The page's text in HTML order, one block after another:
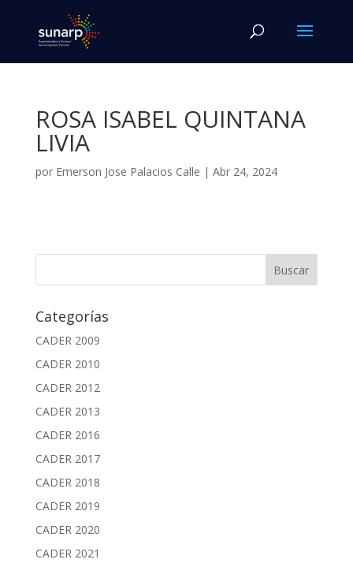
ROSA ISABEL QUINTANA
LIVIA
por Emerson Jose Palacios Calle | Abr 24, 2024
Categorías
CADER 2009
CADER 2010
CADER 2012
CADER 2013
CADER 2016
CADER 2017
CADER 2018
CADER 2019
CADER 2020
CADER 2021